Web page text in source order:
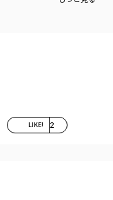
LIKE! 2